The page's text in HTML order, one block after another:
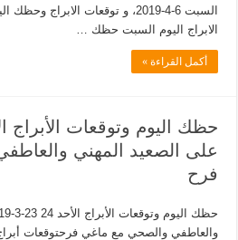
الابراج اليوم السبت حظك …
أكمل القراءة »
على الصعيد المهني
فرح